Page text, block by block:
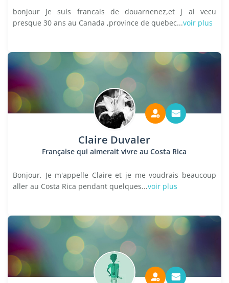
bonjour Je suis francais de douarnenez,et j ai vecu
presque 30 ans au Canada ,province de quebec...voir plus
Claire Duvaler
Française qui aimerait vivre au Costa Rica
Bonjour, Je m'appelle Claire et je me voudrais beaucoup
aller au Costa Rica pendant quelques...voir plus